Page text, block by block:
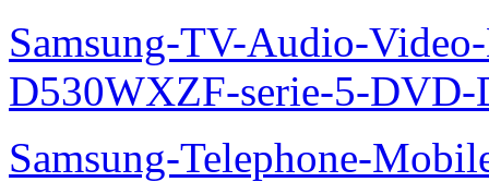
Samsung-TV-Audio-
D530WXZF-serie-5-DVD-
Samsung-Telephone-